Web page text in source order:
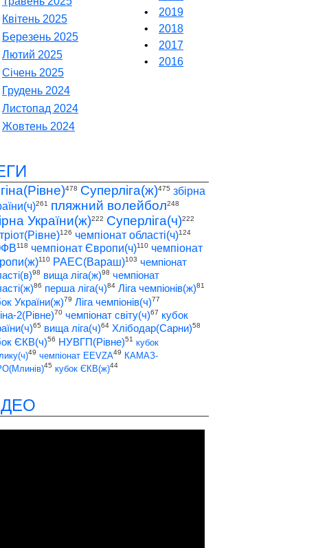
Квітень 2025
Березень 2025
Лютий 2025
Січень 2025
Грудень 2024
Листопад 2024
Жовтень 2024
•
2019
•
2018
•
2017
•
2016
478 Суперліга(ж)475 збірна
261 пляжний волейбол248
України(ж)222 Суперліга(ч)222
126 чемпіонат області(ч)124
118 чемпіонат Європи(ч)110 чемпіонат
110 РАЕС(Вараш)103 чемпіонат
98 вища ліга(ж)98 чемпіонат
86 перша ліга(ч)84 Ліга чемпіонів(ж)81
України(ж)79 Ліга чемпіонів(ч)77
2(Рівне)70 чемпіонат світу(ч)67 кубок
65 вища ліга(ч)64 Хлібодар(Сарни)58
ЄКВ(ч)56 НУВГП(Рівне)51 кубок
49 чемпіонат EEVZA49
КАМАЗ-
45 кубок ЄКВ(ж)44